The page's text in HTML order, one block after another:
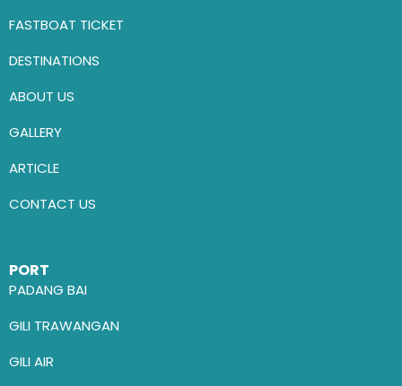
FASTBOAT TICKET
DESTINATIONS
ABOUT US
GALLERY
ARTICLE
CONTACT US
PORT
PADANG BAI
GILI TRAWANGAN
GILI AIR